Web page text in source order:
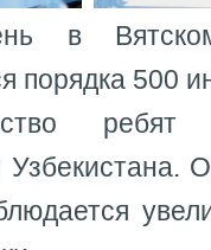
в Вятском
порядка 500
ребят